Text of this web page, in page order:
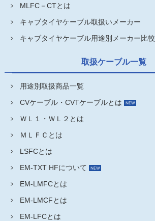
MLFC－CTとは
キャブタイヤケーブル取扱いメーカー
キャブタイヤケーブル用途別メーカー比較
取扱ケーブル一覧
用途別取扱商品一覧
CVケーブル・CVTケーブルとは
ＷＬ１・ＷＬ２とは
ＭＬＦＣとは
LSFCとは
EM-TXT HFについて
EM-LMFCとは
EM-LMCFとは
EM-LFCとは